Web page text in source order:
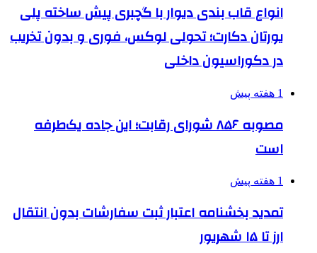
انواع قاب بندی دیوار با گچبری پیش ساخته پلی
یورتان دکارت؛ تحولی لوکس، فوری و بدون تخریب
در دکوراسیون داخلی
1 هفته پیش
مصوبه ۸۵۶ شورای رقابت؛ این جاده یک‌طرفه
است
1 هفته پیش
تمدید بخشنامه اعتبار ثبت سفارشات بدون انتقال
ارز تا ۱۵ شهریور